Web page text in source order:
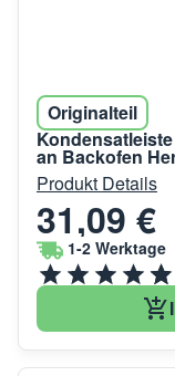
Originalteil
an Backofen
Produkt Details
31,09 €
1-2 Werktage